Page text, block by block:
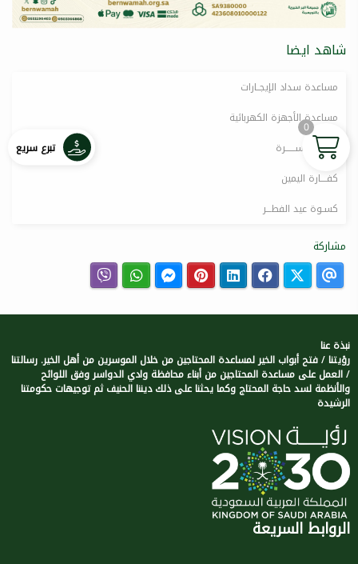
شاهد ايضا
مساعدة سداد الإيجــارات
مساعدة الأجهزة الكهربائية
كفــــالة أســــــرة
كفــــارة اليمين
كسـوة عيد الفطـــر
مشاركة
نبذة عنا
رؤيتنا / فتح أبواب الخير لمساعدة المحتاجين من خلال الموسرين من أهل الخير. رسالتنا
/ العمل على مساعدة المحتاجين من أبناء محافظة وادي الدواسر وفق اللوائح
والأنظمة لسد حاجة المحتاج وكما يحثنا على ذلك ديننا الحنيف ثم توجيهات حكومتنا
الرشيدة
الروابط السريعة
تبرع سريع
0